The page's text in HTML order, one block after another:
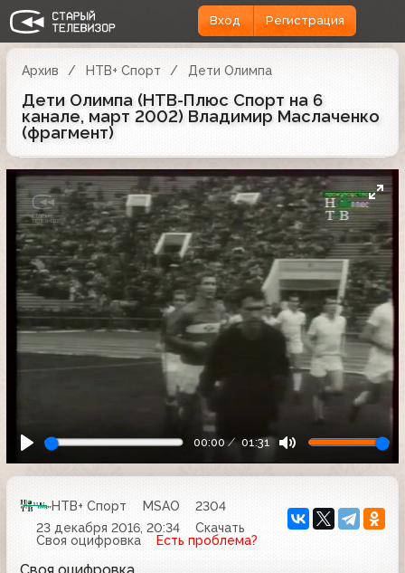
Вход Регистрация
Архив НТВ+ Спорт Дети Олимпа
Дети Олимпа (НТВ-Плюс Спорт на 6
канале, март 2002) Владимир Маслаченко
(фрагмент)
00:00 01:31
НТВ+ Спорт MSAO
2304
23 декабря 2016, 20:34
Скачать
Своя оцифровка
Есть проблема?